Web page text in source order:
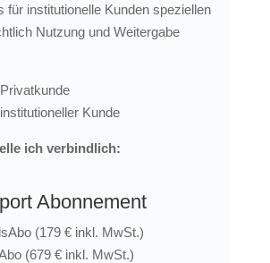
für institutionelle Kunden speziellen
Nutzung und Weitergabe
Kunde
ich verbindlich:
Abonnement
(179 € inkl. MwSt.)
(679 € inkl. MwSt.)